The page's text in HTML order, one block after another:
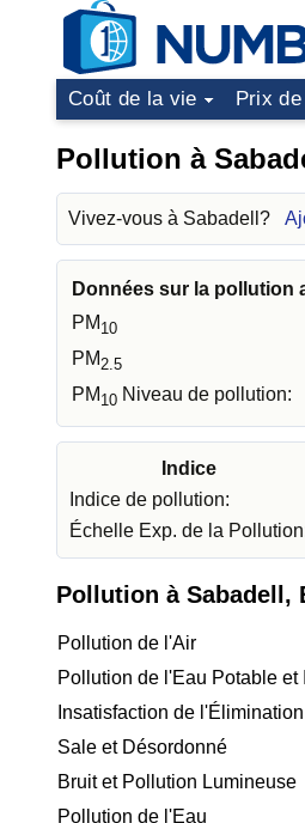
Coût de la vie Prix
Pollution à
Vivez-vous à Sabadell?
Données sur la pollution
PM 10
PM2.5
PM 10 Niveau de pollution:
Indice
Indice de pollution:
Échelle Exp. de la
Pollution à Sabadell,
Pollution de l'Air
Pollution de l'Eau Potable et
Insatisfaction de
Sale et Désordonné
Bruit et Pollution Lumineuse
Pollution de l'Eau